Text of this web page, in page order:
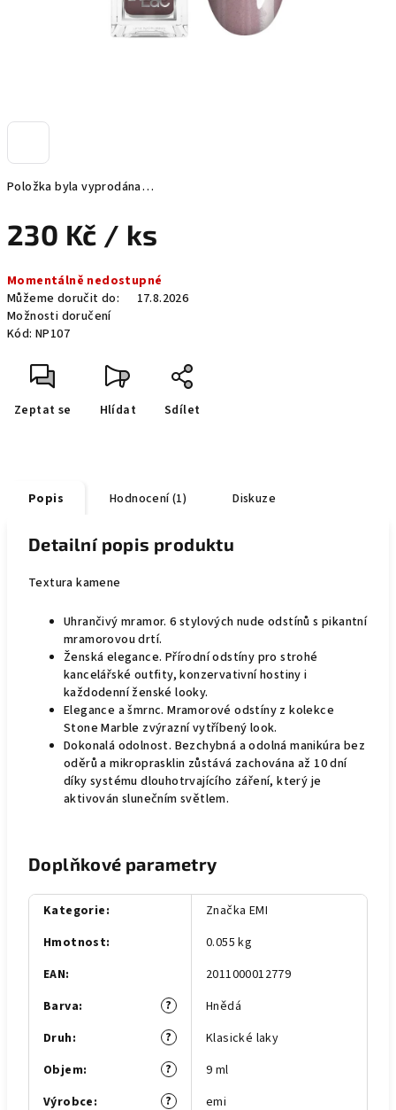
Položka byla vyprodána…
230 Kč / ks
cena:
Momentálně nedostupné
Můžeme doručit do:
17.8.2026
Možnosti doručení
Kód: NP107
Zeptat se Hlídat Sdílet
Popis Hodnocení (1) Diskuze
Detailní popis produktu
Textura kamene
Uhrančivý mramor. 6 stylových nude odstínů s pikantní
mramorovou drtí.
Ženská elegance. Přírodní odstíny pro strohé
kancelářské outfity, konzervativní hostiny i
každodenní ženské looky.
Elegance a šmrnc. Mramorové odstíny z kolekce
Stone Marble zvýrazní vytříbený look.
Dokonalá odolnost. Bezchybná a odolná manikúra bez
oděrů a mikroprasklin zůstává zachována až 10 dní
díky systému dlouhotrvajícího záření, který je
aktivován slunečním světlem.
Doplňkové parametry
Kategorie:
Značka EMI
Hmotnost:
0.055 kg
EAN:
2011000012779
?
Barva:
Hnědá
?
Druh:
Klasické laky
?
Objem:
9 ml
?
Výrobce: emi